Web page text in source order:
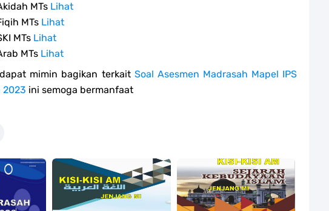
MTs Lihat
MTs Lihat
MTs Lihat
MTs Lihat
mimin bagikan terkait Soal Asesmen Madrasah Mapel IPS
2023 ini semoga bermanfaat